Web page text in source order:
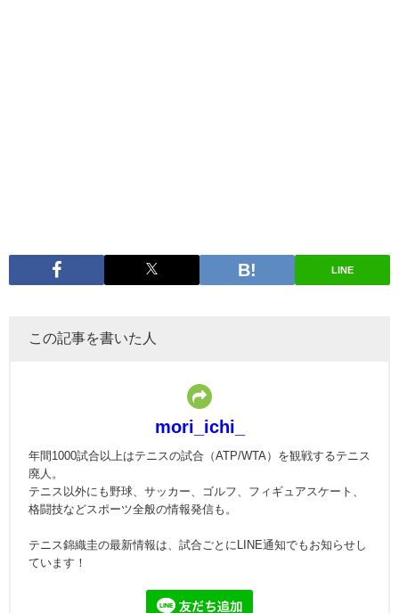
LINE
この記事を書いた人
mori_ichi_
年間1000試合以上はテニスの試合（ATP/WTA）を観戦するテニス
廃人。
テニス以外にも野球、サッカー、ゴルフ、フィギュアスケート、
格闘技などスポーツ全般の情報発信も。
テニス錦織圭の最新情報は、試合ごとにLINE通知でもお知らせし
ています！